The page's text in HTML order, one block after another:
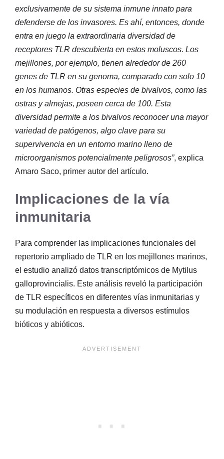
exclusivamente de su sistema inmune innato para
defenderse de los invasores. Es ahí, entonces, donde
entra en juego la extraordinaria diversidad de
receptores TLR descubierta en estos moluscos. Los
mejillones, por ejemplo, tienen alrededor de 260
genes de TLR en su genoma, comparado con solo 10
en los humanos. Otras especies de bivalvos, como las
ostras y almejas, poseen cerca de 100. Esta
diversidad permite a los bivalvos reconocer una mayor
variedad de patógenos, algo clave para su
supervivencia en un entorno marino lleno de
microorganismos potencialmente peligrosos”, explica
Amaro Saco, primer autor del artículo.
Implicaciones de la vía
inmunitaria
Para comprender las implicaciones funcionales del
repertorio ampliado de TLR en los mejillones marinos,
el estudio analizó datos transcriptómicos de Mytilus
galloprovincialis. Este análisis reveló la participación
de TLR específicos en diferentes vías inmunitarias y
su modulación en respuesta a diversos estímulos
bióticos y abióticos.